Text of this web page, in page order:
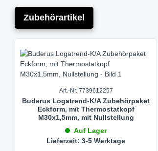
Baulänge: 550 mm
Buderus-Artikel-Nr.: 7738322080
Zubehörartikel
Produktgalerie überspringen
Art.-Nr. 7739612257
Buderus Logatrend-K/A Zubehörpaket
Eckform, mit Thermostatkopf
M30x1,5mm, mit Nullstellung
Auf Lager
Lieferzeit: 3-5 Werktage